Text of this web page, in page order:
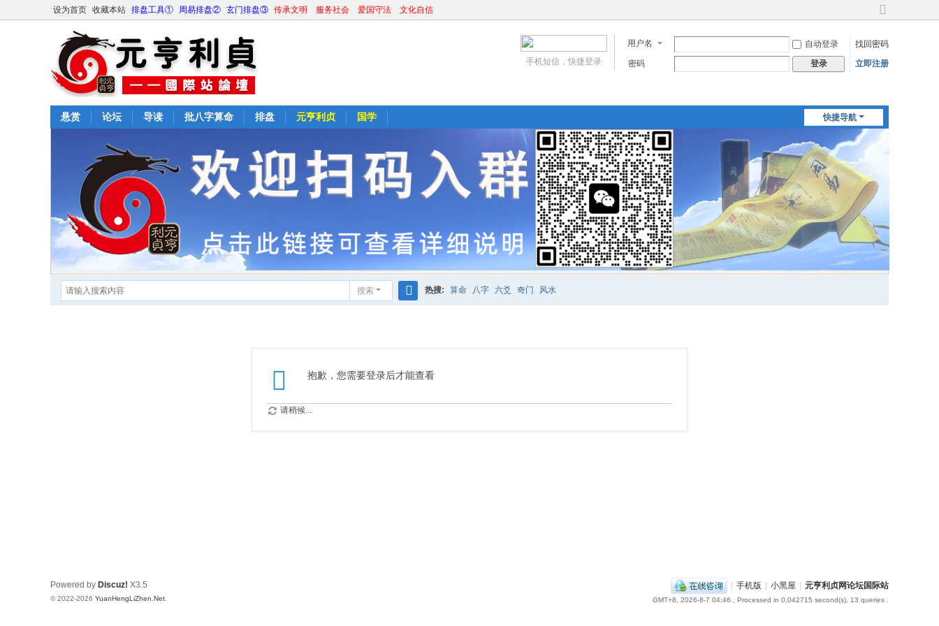
设为首页 收藏本站 排盘工具① 周易排盘② 玄门排盘③ 传承文明 服务社会 爱国守法 文化自信
切
到
宽
用户名 自动登录
找回密码
密码
登录 立即注册
手机短信，快捷登录
快捷导航
悬赏 论坛 导读 批八字算命 排盘 元亨利贞 国学
搜索 热搜: 算命 八字 六爻 奇门 风水
抱歉，您需要登录后才能查看
请稍候...
| 手机版 | 小黑屋 | 元亨利贞网论坛国际站
GMT+8, 2026-8-7 04:46 , Processed in 0.042715 second(s), 13 queries .
Powered by Discuz! X3.5
© 2022-2026 YuanHengLiZhen.Net